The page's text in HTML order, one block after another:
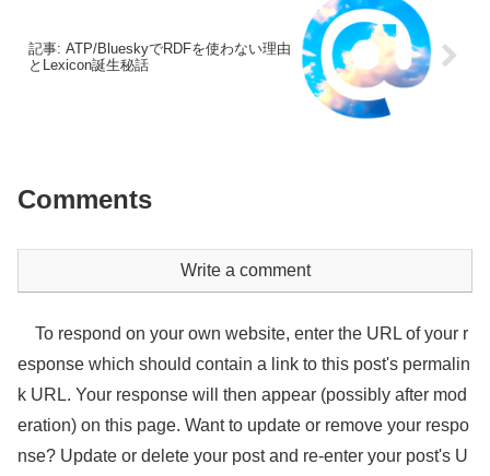
記事: ATP/BlueskyでRDFを使わない理由
とLexicon誕生秘話
Comments
Write a comment
To respond on your own website, enter the URL of your r
esponse which should contain a link to this post's permalin
k URL. Your response will then appear (possibly after mod
eration) on this page. Want to update or remove your respo
nse? Update or delete your post and re-enter your post's U